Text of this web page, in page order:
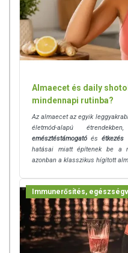
életmóddal. Az immunrendszer
a méreganyagok eltávolítására
Számos kutatás szerint
MILYEN
A csökkentett
A fogyókúrás program
Túlsúly, prediabétesz, 2-
inzulinrezisztencia esetén
Méregtelenítő kúrák
Az egészséges életmód
ADAGOLÁS
Felnőtteknek napi 2x1 kapszula,
ÖSSZETEVŐK
Almaecet és daily
mindennapi rutinba?
Az almaecet az egyik
életmód-alapú
emésztéstámogatóésétkezés
hatásai miatt építenek be a
azonban a klasszikus hígított
Immunerősítés,